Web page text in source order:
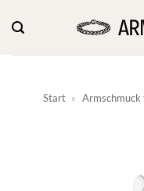
Inhalt
springen
Start » Armschmuck